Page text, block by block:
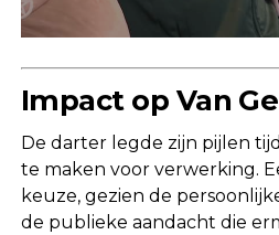
Impact op Van
De darter legde zijn pijlen
te maken voor verwerking.
keuze, gezien de
de publieke aandacht die